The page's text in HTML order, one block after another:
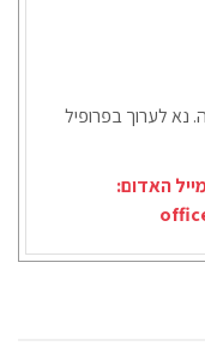
נא לערוך בפרופיל
האדום: